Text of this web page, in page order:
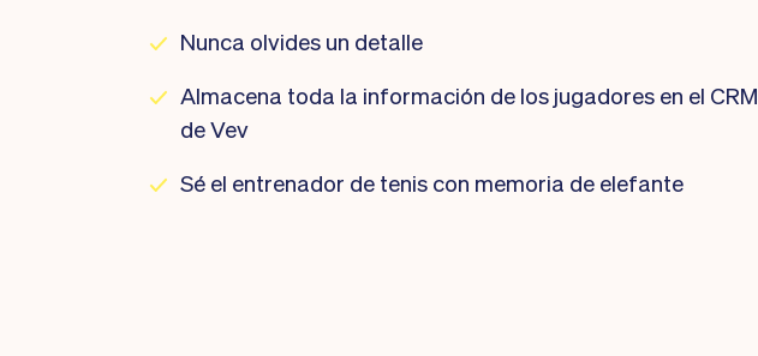
Nunca olvides un detalle
Almacena toda la información de los jugadores en el CRM
de Vev
Sé el entrenador de tenis con memoria de elefante